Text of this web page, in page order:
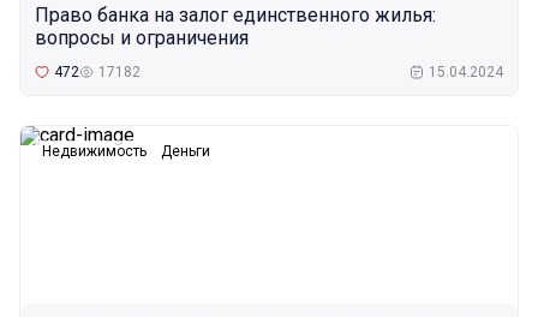
Право банка на залог единственного жилья:
вопросы и ограничения
472 17182 15.04.2024
Недвижимость Деньги